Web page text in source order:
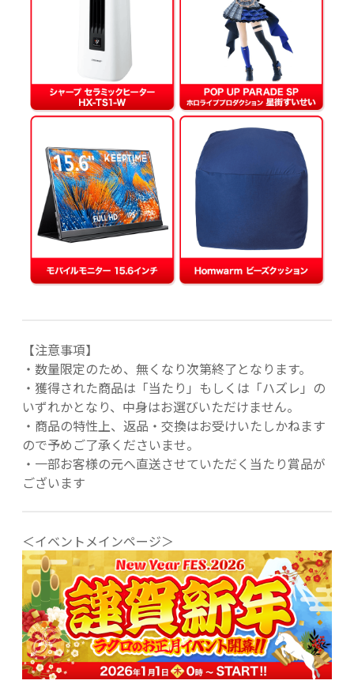
【注意事項】
・数量限定のため、無くなり次第終了となります。
・獲得された商品は「当たり」もしくは「ハズレ」の
いずれかとなり、中身はお選びいただけません。
・商品の特性上、返品・交換はお受けいたしかねます
ので予めご了承くださいませ。
・一部お客様の元へ直送させていただく当たり賞品が
ございます
＜イベントメインページ＞